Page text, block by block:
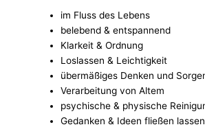
im Fluss des Lebens
belebend & entspannend
Klarkeit & Ordnung
Loslassen & Leichtigkeit
übermäßiges Denken und
Verarbeitung von Altem
psychische & physische
Gedanken & Ideen fließen lassen